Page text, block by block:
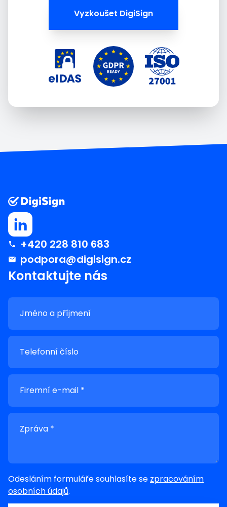
Vyzkoušet DigiSign
+420 228 810 683
podpora@digisign.cz
Kontaktujte nás
Jméno a příjmení
Telefonní číslo
Firemní e-mail *
Zpráva *
Odesláním formuláře souhlasíte se zpracováním
osobních údajů.